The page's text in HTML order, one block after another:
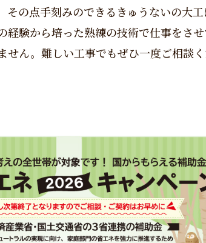
の点手刻みのできるきゅうないの大
験から培った熟練の技術で仕事をさ
せん。難しい工事でもぜひ一度ご相談